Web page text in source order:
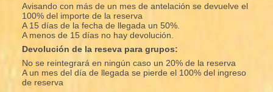
Avisando con más de un mes de antelación se devuelve el
100% del importe de la reserva
A 15 días de la fecha de llegada un 50%.
A menos de 15 días no hay devolución.
Devolución de la reseva para grupos:
No se reintegrará en ningún caso un 20% de la reserva
A un mes del día de llegada se pierde el 100% del ingreso
de reserva